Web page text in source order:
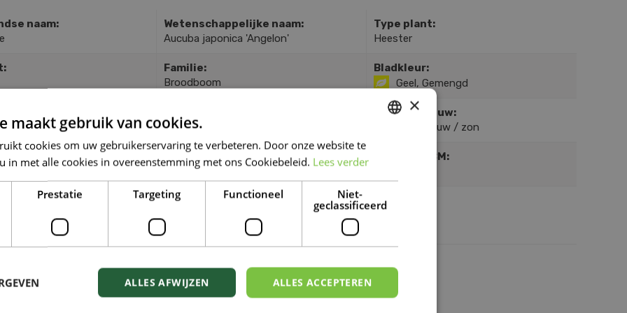
naam:
Wetenschappelijke naam:
Aucuba japonica 'Angelon'
Type plant:
Heester
Familie:
Broodboom
Bladkleur:
Geel, Gemengd
Vochthoudend-vochtig
Zon / schaduw:
Lichte schaduw / zon
Zuurgraad grond:
Zwak zuur tot licht basisch
Hoogte in CM:
×
maakt gebruik van cookies.
cookies om uw gebruikerservaring te verbeteren. Door onze website te
in met alle cookies in overeenstemming met ons Cookiebeleid. Lees verder
Prestatie Targeting Functioneel
Niet-
geclassificeerd
ALLES ACCEPTEREN
ALLES AFWIJZEN